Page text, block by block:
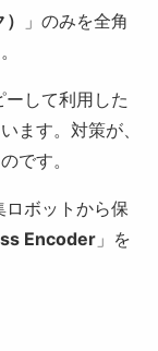
」のみを全角
して利用した
ます。対策が、
です。
ボットから保
Encoder 」を